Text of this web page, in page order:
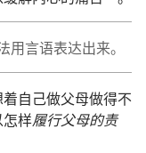
言语表达出来。
自己做父母做得不
样履行父母的责